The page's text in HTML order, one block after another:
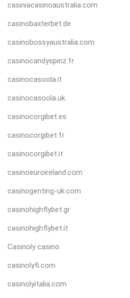
casiniacasinoaustralia.com
casinobaxterbet.de
casinobossyaustralia.com
casinocandyspinz.fr
casinocasoola.it
casinocasoola.uk
casinocorgibet.es
casinocorgibet.fr
casinocorgibet.it
casinoeuroireland.com
casinogenting-uk.com
casinohighflybet.gr
casinohighflybet.it
Casinoly casino
casinolyfi.com
casinolyitalia.com